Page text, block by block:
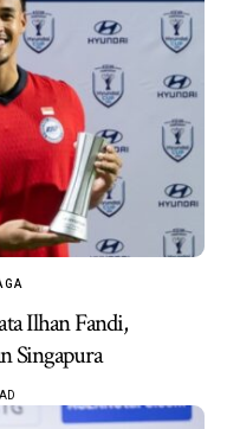
Ilhan Fandi,
Singapura